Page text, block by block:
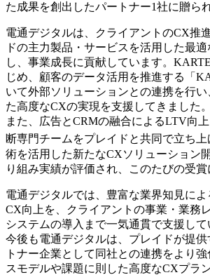
た成果を創出したパートナー1社に贈ら
電通デジタルは、クライアントのCX推
ドの主力製品・サービスを活用した最
し、事業成長に貢献しています。
じめ、顧客のデータ活用を推進する「
いて外部ソリューションとの連携を行
た高度なCXの実現を支援してきました。
また、広告とCRMの融合によるLTV向
断専門チームをプレイドと共同で立ち上
術を活用した新たなCXソリューション
り組み実績が評価され、このたびの受賞
電通デジタルでは、豊富な業界知見に
CX向上を、クライアントの事業・業務
システムの導入まで一気通貫で支援して
今後も電通デジタルは、プレイドが提
トナー企業として同社との連携をより
スモデルや課題に則した高度なCXプラ